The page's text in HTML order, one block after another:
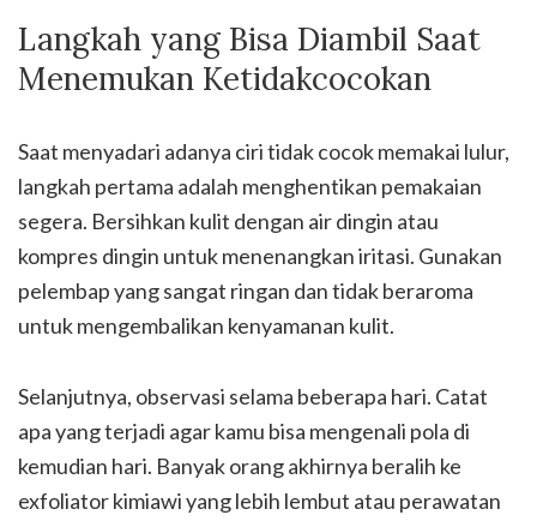
Langkah yang Bisa Diambil Saat
Menemukan Ketidakcocokan
Saat menyadari adanya ciri tidak cocok memakai lulur,
langkah pertama adalah menghentikan pemakaian
segera. Bersihkan kulit dengan air dingin atau
kompres dingin untuk menenangkan iritasi. Gunakan
pelembap yang sangat ringan dan tidak beraroma
untuk mengembalikan kenyamanan kulit.
Selanjutnya, observasi selama beberapa hari. Catat
apa yang terjadi agar kamu bisa mengenali pola di
kemudian hari. Banyak orang akhirnya beralih ke
exfoliator kimiawi yang lebih lembut atau perawatan